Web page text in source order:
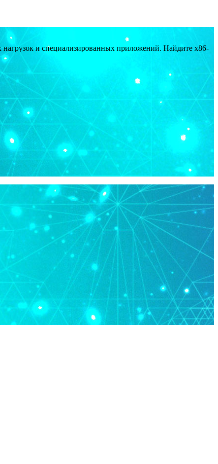
и специализированных приложений. Найдите x86-